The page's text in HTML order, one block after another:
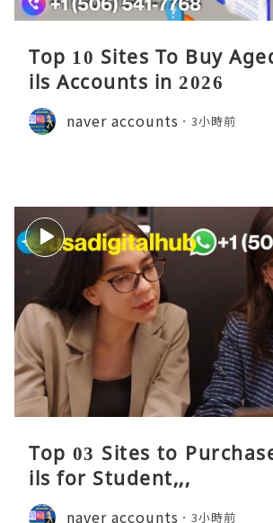
Top 10 Sites To Buy
ils Accounts in 2026
naver accounts 3小時前
Top 03 Sites to
ils for Student,,,
naver accounts 3小時前